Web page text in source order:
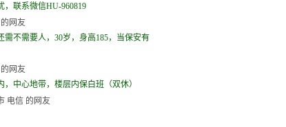
，联系微信HU-960819
网友
需不需要人，30岁，身高185，当保安有
网友
，中心地带，楼层内保白班（双休）
电信 的网友